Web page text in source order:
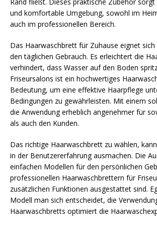
und komfortable Umgebung, sowohl im
auch im professionellen Bereich.
Das Haarwaschbrett für Zuhause eignet
den täglichen Gebrauch. Es erleichtert die
verhindert, dass Wasser auf den Boden
Friseursalons ist ein hochwertiges
Bedeutung, um eine effektive Haarpflege
Bedingungen zu gewährleisten. Mit einem
die Anwendung erheblich angenehmer für
als auch den Kunden.
Das richtige Haarwaschbrett zu wählen,
in der Benutzererfahrung ausmachen. Die
einfachen Modellen für den persönlichen
professionellen Haarwaschbrettern für
zusätzlichen Funktionen ausgestattet sind.
Modell man sich entscheidet, die
Haarwaschbretts optimiert die